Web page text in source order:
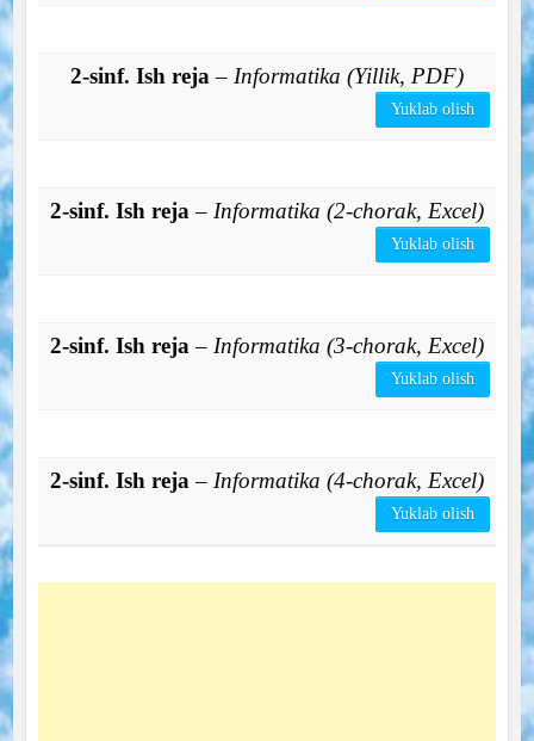
2-sinf. Ish reja – Informatika (Yillik, PDF)
Yuklab olish
2-sinf. Ish reja – Informatika (2-chorak, Excel)
Yuklab olish
2-sinf. Ish reja – Informatika (3-chorak, Excel)
Yuklab olish
2-sinf. Ish reja – Informatika (4-chorak, Excel)
Yuklab olish